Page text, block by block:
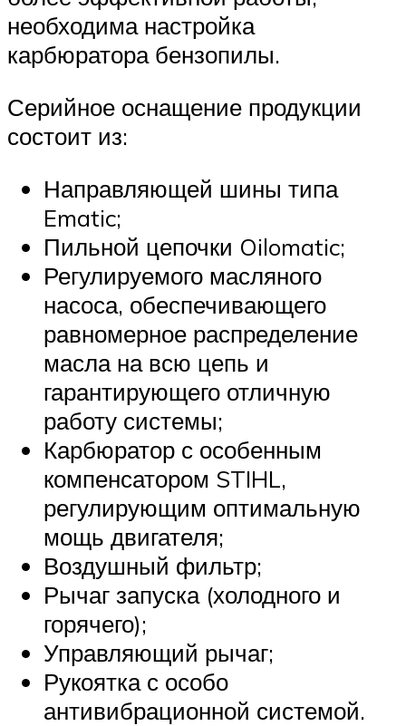
необходима настройка
карбюратора бензопилы.
Серийное оснащение продукции
состоит из:
Направляющей шины типа
Ematic;
Пильной цепочки Oilomatic;
Регулируемого масляного
насоса, обеспечивающего
равномерное распределение
масла на всю цепь и
гарантирующего отличную
работу системы;
Карбюратор с особенным
компенсатором STIHL,
регулирующим оптимальную
мощь двигателя;
Воздушный фильтр;
Рычаг запуска (холодного и
горячего);
Управляющий рычаг;
Рукоятка с особо
антивибрационной системой.